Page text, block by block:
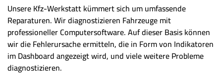
Unsere Kfz-Werkstatt kümmert sich um umfassende
Reparaturen. Wir diagnostizieren Fahrzeuge mit
professioneller Computersoftware. Auf dieser Basis können
wir die Fehlerursache ermitteln, die in Form von Indikatoren
im Dashboard angezeigt wird, und viele weitere Probleme
diagnostizieren.